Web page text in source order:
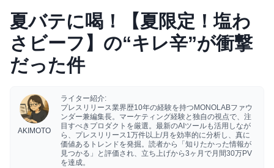
夏バテに喝！【夏限定！塩わ
さビーフ】の“キレ辛”が衝撃
だった件
AKIMOTO
ライター紹介:
プレスリリース業界歴10年の経験を持つMONOLABファウ
ンダー兼編集長。マーケティング経験と独自の視点で、注
目すべきプロダクトを厳選。最新のAIツールも活用しなが
ら、プレスリリース1万件以上/月を効率的に分析し、真に
価値あるトレンドを発掘。読者から「知りたかった情報が
見つかる」と評価され、立ち上げから3ヶ月で月間30万PV
を達成。